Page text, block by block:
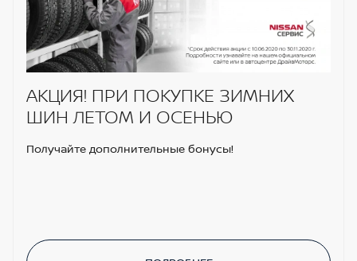
АКЦИЯ! ПРИ ПОКУПКЕ ЗИМНИХ
ШИН ЛЕТОМ И ОСЕНЬЮ
Получайте дополнительные бонусы!